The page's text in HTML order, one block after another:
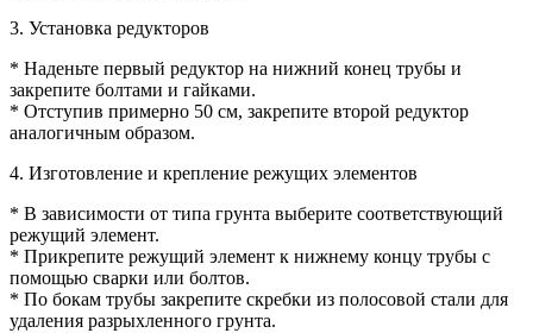
3. Установка редукторов
* Наденьте первый редуктор на нижний конец трубы и
закрепите болтами и гайками.
* Отступив примерно 50 см, закрепите второй редуктор
аналогичным образом.
4. Изготовление и крепление режущих элементов
* В зависимости от типа грунта выберите соответствующий
режущий элемент.
* Прикрепите режущий элемент к нижнему концу трубы с
помощью сварки или болтов.
* По бокам трубы закрепите скребки из полосовой стали для
удаления разрыхленного грунта.